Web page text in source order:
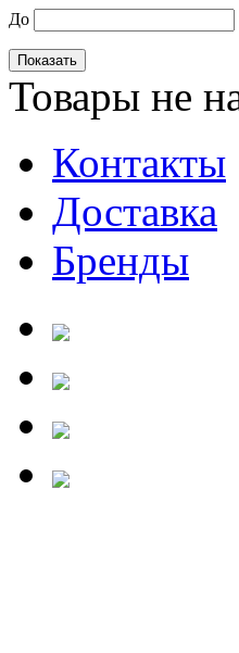
До
Товары не
Контакты
Доставка
Бренды